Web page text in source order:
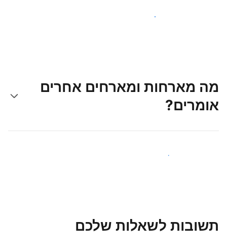
קבלו חשיפה בפני אורחים חדשים
מה מארחות ומארחים אחרים
אומרים?
הצטרפו למארחים כמוכם
תשובות לשאלות שלכם